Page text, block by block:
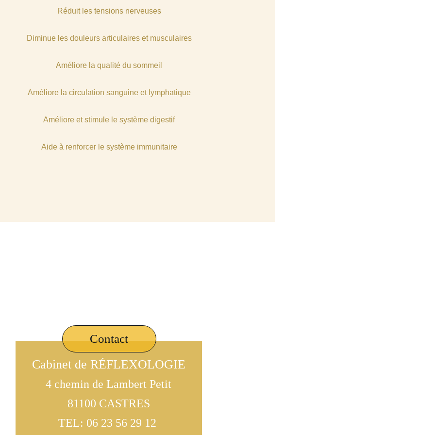
Réduit les tensions nerveuses
Diminue les douleurs articulaires et musculaires
Améliore la qualité du sommeil
Améliore la circulation sanguine et lymphatique
Améliore et stimule le système digestif
Aide à renforcer le système immunitaire
Cabinet de RÉFLEXOLOGIE
4 chemin de Lambert Petit
81100 CASTRES
TEL: 06 23 56 29 12
Contact